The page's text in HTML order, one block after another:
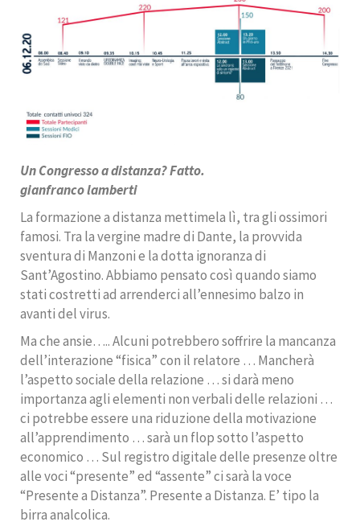
Un Congresso a distanza? Fatto.
gianfranco lamberti
La formazione a distanza mettimela lì, tra gli ossimori
famosi. Tra la vergine madre di Dante, la provvida
sventura di Manzoni e la dotta ignoranza di
Sant’Agostino. Abbiamo pensato così quando siamo
stati costretti ad arrenderci all’ennesimo balzo in
avanti del virus.
Ma che ansie….. Alcuni potrebbero soffrire la mancanza
dell’interazione “fisica” con il relatore … Mancherà
l’aspetto sociale della relazione … si darà meno
importanza agli elementi non verbali delle relazioni …
ci potrebbe essere una riduzione della motivazione
all’apprendimento … sarà un flop sotto l’aspetto
economico … Sul registro digitale delle presenze oltre
alle voci “presente” ed “assente” ci sarà la voce
“Presente a Distanza”. Presente a Distanza. E’ tipo la
birra analcolica.